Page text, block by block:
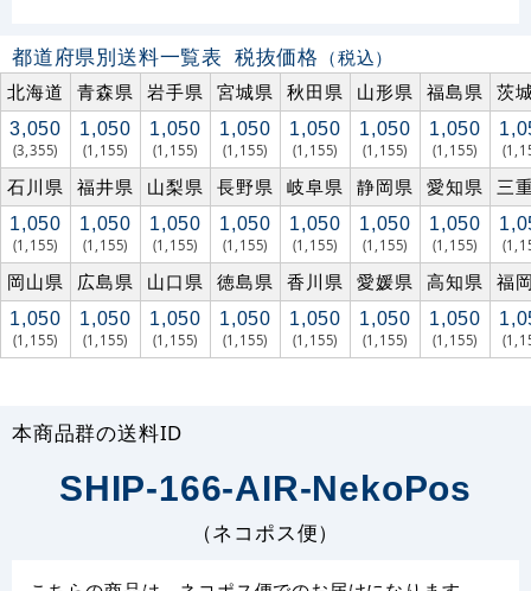
都道府県別送料一覧表 税抜価格 （税込）
北海道
青森県 岩手県 宮城県 秋田県 山形県 福島県 茨
3,050
(3,355)
1,050
(1,155)
1,050
(1,155)
1,050
(1,155)
1,050
(1,155)
1,050
(1,155)
1,050
(1,155)
石川県 福井県 山梨県 長野県 岐阜県 静岡県 愛知県 三
1,050
(1,155)
1,050
(1,155)
1,050
(1,155)
1,050
(1,155)
1,050
(1,155)
1,050
(1,155)
1,050
(1,155)
岡山県 広島県 山口県 徳島県 香川県 愛媛県 高知県 福
1,050
(1,155)
1,050
(1,155)
1,050
(1,155)
1,050
(1,155)
1,050
(1,155)
1,050
(1,155)
1,050
(1,155)
本商品群の送料ID
SHIP-166-AIR-NekoPos
（ネコポス便）